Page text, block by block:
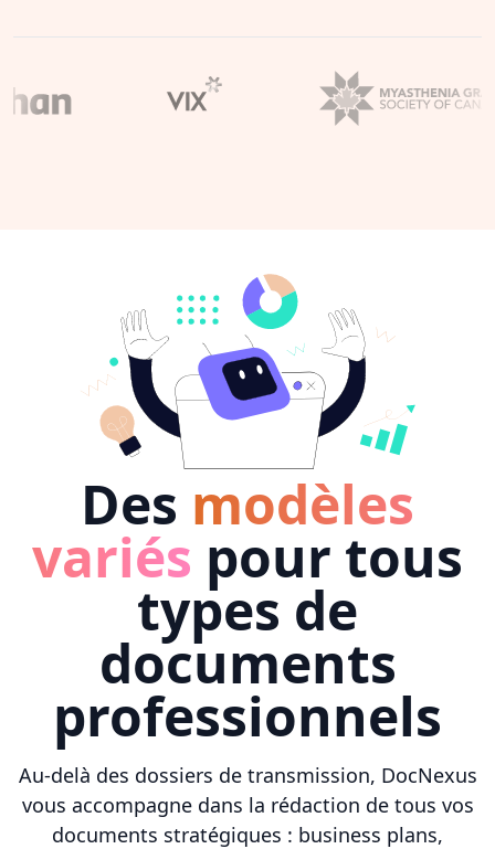
Des modèles
variés pour tous
types de
documents
professionnels
Au-delà des dossiers de transmission, DocNexus
vous accompagne dans la rédaction de tous vos
documents stratégiques : business plans,